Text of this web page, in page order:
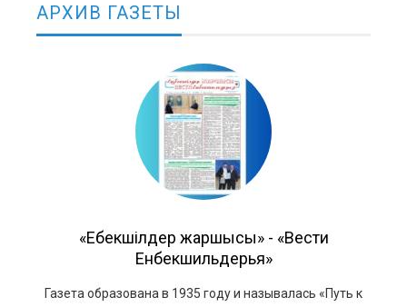
АРХИВ ГАЗЕТЫ
«Еңбекшiлдер жаршысы» - «Вести
Енбекшильдерья»
Газета образована в 1935 году и называлась «Путь к